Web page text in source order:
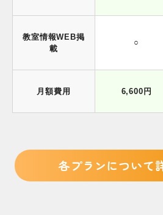
教室情報WEB掲
載
○
月額費用 6,600円
各プランについて